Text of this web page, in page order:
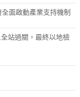
面啟動產業支持機制
站過關，最終以地檢